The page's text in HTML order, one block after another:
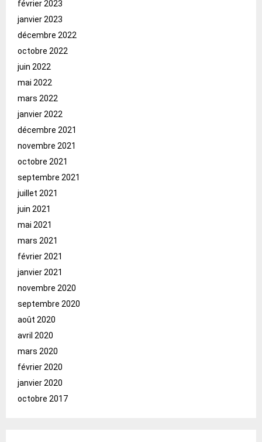
février 2023
janvier 2023
décembre 2022
octobre 2022
juin 2022
mai 2022
mars 2022
janvier 2022
décembre 2021
novembre 2021
octobre 2021
septembre 2021
juillet 2021
juin 2021
mai 2021
mars 2021
février 2021
janvier 2021
novembre 2020
septembre 2020
août 2020
avril 2020
mars 2020
février 2020
janvier 2020
octobre 2017